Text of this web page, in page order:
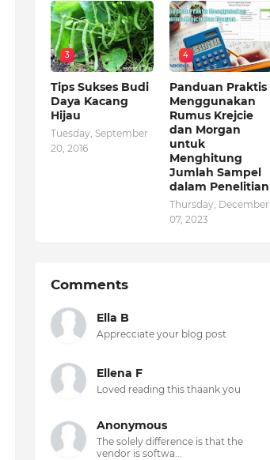
3
Tips Sukses Budi
Daya Kacang
Hijau
Tuesday, September
20, 2016
4
Panduan Praktis
Menggunakan
Rumus Krejcie
dan Morgan
untuk
Menghitung
Jumlah Sampel
dalam Penelitian
Thursday, December
07, 2023
Comments
Ella B
Apprecciate your blog post
Ellena F
Loved reading this thaank you
Anonymous
The solely difference is that the
vendor is softwa...